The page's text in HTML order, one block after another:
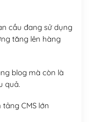
cầu đang sử dụng
tăng lên hàng
blog mà còn là
quả.
CMS lớn